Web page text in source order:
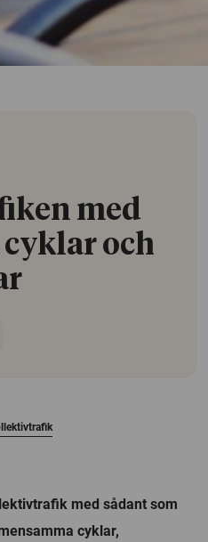
med
och
med sådant som
cyklar,